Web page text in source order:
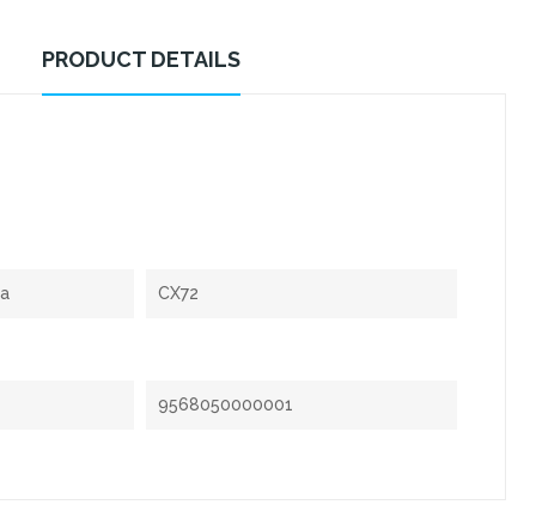
PRODUCT DETAILS
CX72
9568050000001